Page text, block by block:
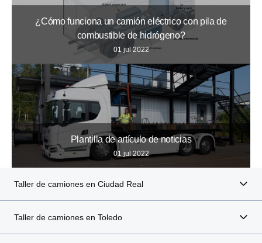
¿Cómo funciona un camión eléctrico con pila de
combustible de hidrógeno?
01 jul 2022
Plantilla de artículo de noticias
01 jul 2022
Taller de camiones en Ciudad Real
Taller de camiones en Toledo